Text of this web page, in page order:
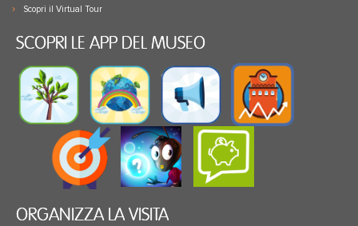
Scopri il Virtual Tour
SCOPRI LE APP DEL MUSEO
ORGANIZZA LA VISITA